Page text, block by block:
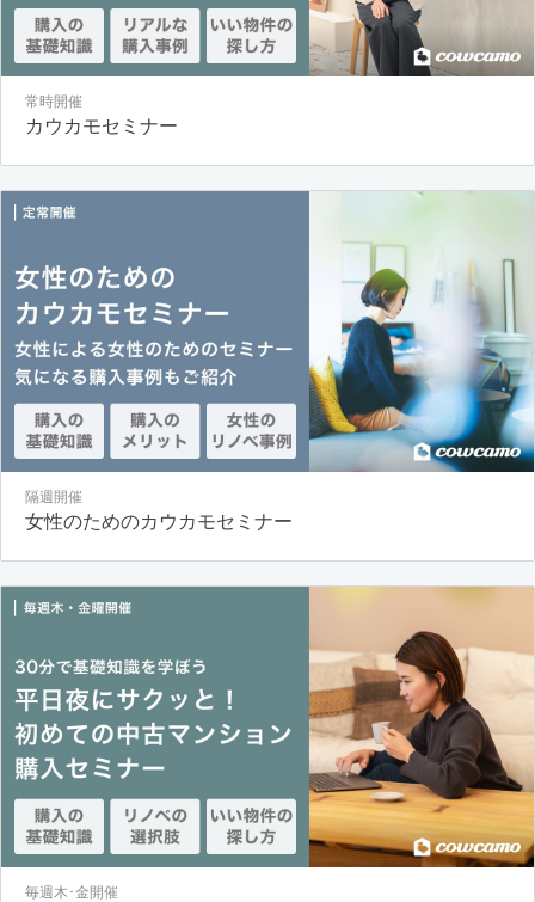
常時開催
カウカモセミナー
隔週開催
女性のためのカウカモセミナー
毎週木･金開催